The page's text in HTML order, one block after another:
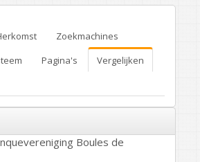
Zoekmachines
Pagina's
Vergelijken
Boules de